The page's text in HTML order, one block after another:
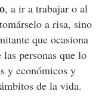
, a ir a trabajar o al
a risa, sino
que ocasiona
personas que lo
y económicos y
de la vida.